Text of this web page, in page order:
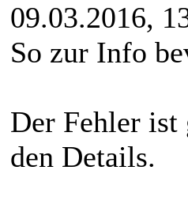
09.03.2016,
So zur Info
Der Fehler ist
den Details.